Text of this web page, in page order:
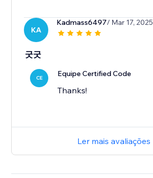
KA
Kadmass6497/ Mar 17, 2025
굿굿
CE Equipe Certified Code
Thanks!
Ler mais avaliações